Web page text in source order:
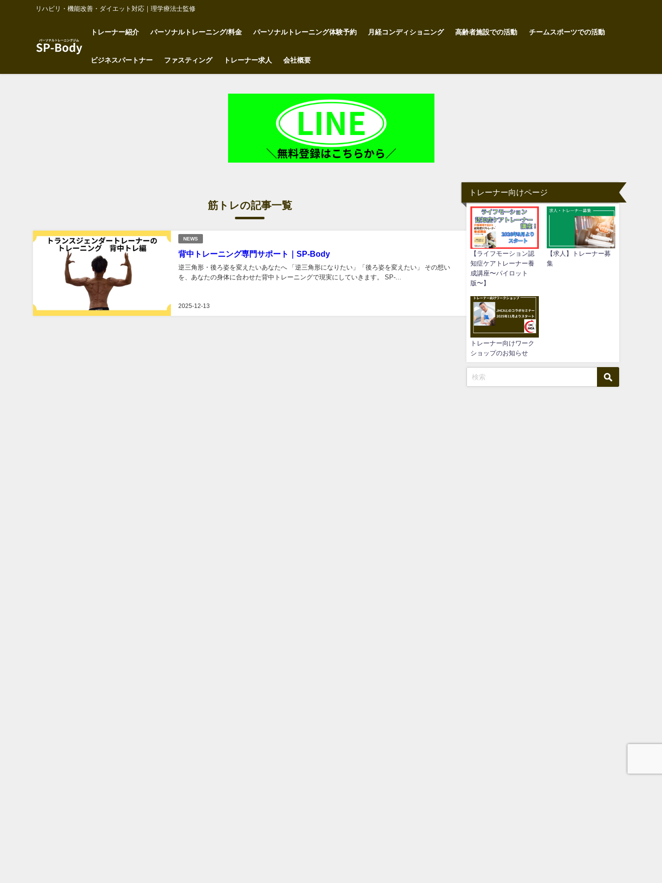
リハビリ・機能改善・ダイエット対応｜理学療法士監修
トレーナー紹介 パーソナルトレーニング/料金 パーソナルトレーニング体験予約 月経コンディショニング 高齢者施設での活動 チームスポーツでの活動
ビジネスパートナー ファスティング トレーナー求人 会社概要
筋トレの記事一覧
NEWS
背中トレーニング専門サポート｜SP-Body
2025-12-13
逆三角形・後ろ姿を変えたいあなたへ 「逆三角形になりたい」「後ろ姿を変えたい」 その想い
を、あなたの身体に合わせた背中トレーニングで現実にしていきます。 SP-...
トレーナー向けページ
【ライフモーション認
知症ケアトレーナー養
成講座〜パイロット
版〜】
【求人】トレーナー募
集
トレーナー向けワーク
ショップのお知らせ